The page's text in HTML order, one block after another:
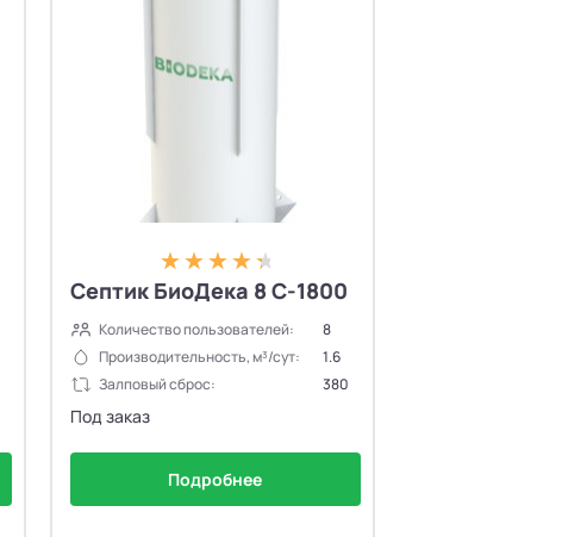
Септик БиоДека 8 С-1800
Количество пользователей:
8
Производительность, м³/сут:
1.6
Залповый сброс:
380
Под заказ
Подробнее